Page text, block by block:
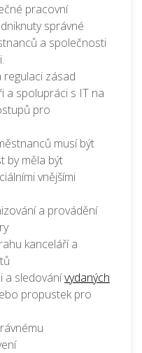
pracovní
správné
a společnosti
zásad
a spolupráci s IT na
pro
musí být
by měla být
vnějšími
a provádění
kanceláří a
a sledovánívydaných
propustek pro